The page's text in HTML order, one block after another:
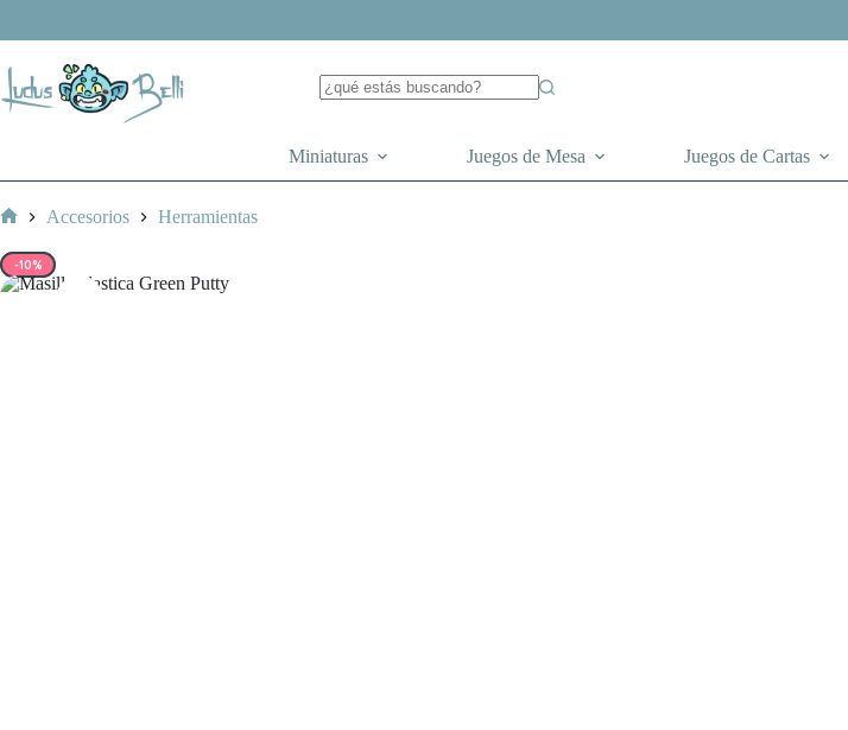
Miniaturas Juegos de Mesa Juegos de Cartas
Accesorios Herramientas
-10%